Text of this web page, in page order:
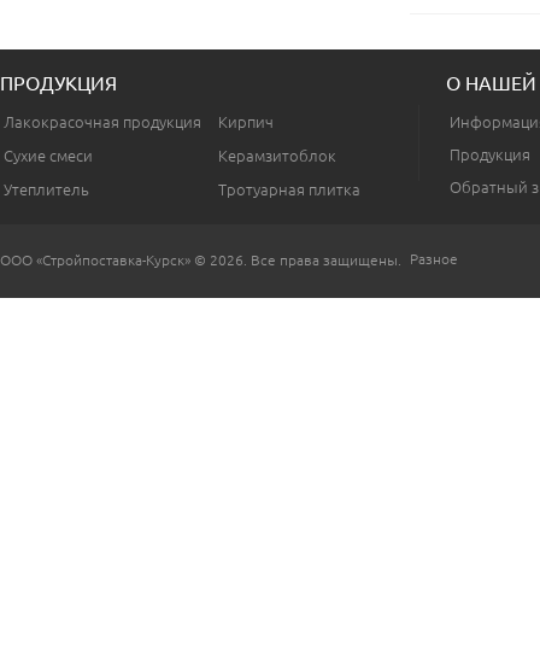
ПРОДУКЦИЯ
Лакокрасочная продукция
Сухие смеси
Утеплитель
Кирпич
Керамзитоблок
Тротуарная плитка
О
Продукция
Обратный
ООО «Стройпоставка-Курск» © 2026. Все права защищены. Разное